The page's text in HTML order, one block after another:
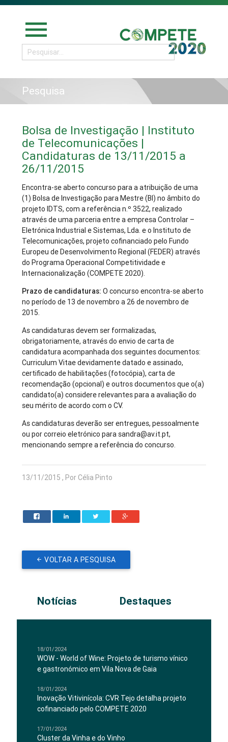
menu
Pesquisa
Bolsa de Investigação | Instituto
de Telecomunicações |
Candidaturas de 13/11/2015 a
26/11/2015
Encontra-se aberto concurso para a atribuição de uma
(1) Bolsa de Investigação para Mestre (BI) no âmbito do
projeto IDTS, com a referência n.º 3522, realizado
através de uma parceria entre a empresa Controlar –
Eletrónica Industrial e Sistemas, Lda. e o Instituto de
Telecomunicações, projeto cofinanciado pelo Fundo
Europeu de Desenvolvimento Regional (FEDER) através
do Programa Operacional Competitividade e
Internacionalização (COMPETE 2020).
Prazo de candidaturas:O concurso encontra-se aberto
no período de 13 de novembro a 26 de novembro de
2015.
As candidaturas devem ser formalizadas,
obrigatoriamente, através do envio de carta de
candidatura acompanhada dos seguintes documentos:
Curriculum Vitae devidamente datado e assinado,
certificado de habilitações (fotocópia), carta de
recomendação (opcional) e outros documentos que o(a)
candidato(a) considere relevantes para a avaliação do
seu mérito de acordo com o CV.
As candidaturas deverão ser entregues, pessoalmente
ou por correio eletrónico para sandra@av.it.pt,
mencionando sempre a referência do concurso.
13/11/2015 , Por Célia Pinto
VOLTAR A PESQUISA
Notícias Destaques
18/01/2024
WOW - World of Wine: Projeto de turismo vínico
e gastronómico em Vila Nova de Gaia
18/01/2024
Inovação Vitivinícola: CVR Tejo detalha projeto
cofinanciado pelo COMPETE 2020
17/01/2024
Cluster da Vinha e do Vinho